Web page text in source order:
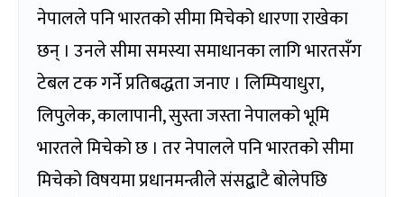
नेपालले पनि भारतको सीमा मिचेको धारणा राखेका
छन् । उनले सीमा समस्या समाधानका लागि भारतसँग
टेबल टक गर्ने प्रतिबद्धता जनाए । लिम्पियाधुरा,
लिपुलेक, कालापानी, सुस्ता जस्ता नेपालको भूमि
भारतले मिचेको छ । तर नेपालले पनि भारतको सीमा
मिचेको विषयमा प्रधानमन्त्रीले संसद्बाटै बोलेपछि